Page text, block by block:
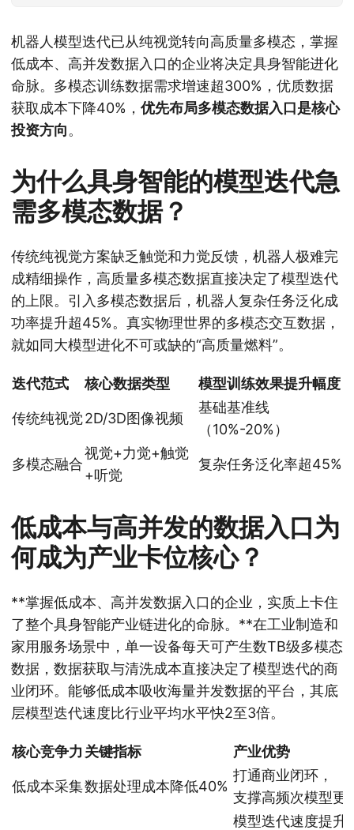
机器人模型迭代已从纯视觉转向高质量多模态，掌握
低成本、高并发数据入口的企业将决定具身智能进化
命脉。多模态训练数据需求增速超300%，优质数据
获取成本下降40%， 优先布局多模态数据入口是核心
投资方向。
为什么具身智能的模型迭代急
需多模态数据？
传统纯视觉方案缺乏触觉和力觉反馈，机器人极难完
成精细操作，高质量多模态数据直接决定了模型迭代
的上限。引入多模态数据后，机器人复杂任务泛化成
功率提升超45%。真实物理世界的多模态交互数据，
就如同大模型进化不可或缺的“高质量燃料”。
迭代范式 核心数据类型 模型训练效果提升幅度
传统纯视觉2D/3D图像视频
基础基准线
（10%-20%）
多模态融合
视觉+力觉+触觉
+听觉
复杂任务泛化率超45%
低成本与高并发的数据入口为
何成为产业卡位核心？
**掌握低成本、高并发数据入口的企业，实质上卡住
了整个具身智能产业链进化的命脉。**在工业制造和
家用服务场景中，单一设备每天可产生数TB级多模态
数据，数据获取与清洗成本直接决定了模型迭代的商
业闭环。能够低成本吸收海量并发数据的平台，其底
层模型迭代速度比行业平均水平快2至3倍。
核心竞争力 关键指标 产业优势
低成本采集数据处理成本降低40%
打通商业闭环，
支撑高频次模型更
模型迭代速度提升